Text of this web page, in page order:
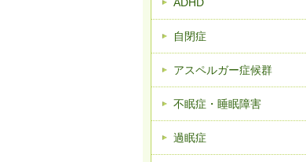
ADHD
自閉症
アスペルガー症候群
不眠症・睡眠障害
過眠症